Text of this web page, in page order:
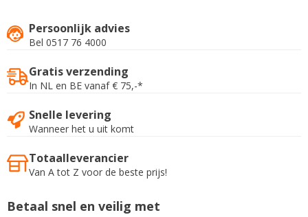
Persoonlijk advies
Bel 0517 76 4000
Gratis verzending
In NL en BE vanaf € 75,-*
Snelle levering
Wanneer het u uit komt
Totaalleverancier
Van A tot Z voor de beste prijs!
Betaal snel en veilig met